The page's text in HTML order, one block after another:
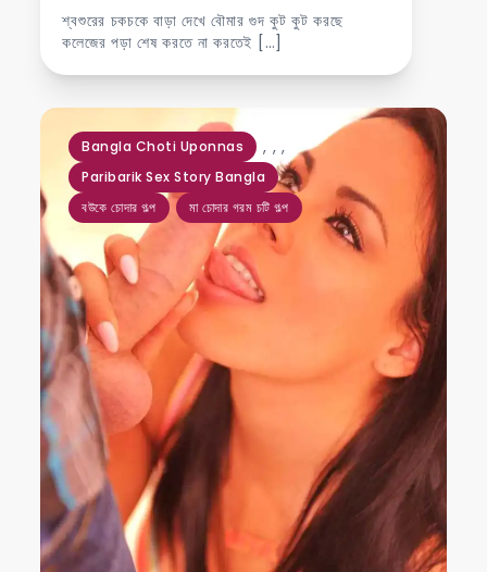
শ্বশুরের চকচকে বাড়া দেখে বৌমার গুদ কুট কুট করছে
কলেজের পড়া শেষ করতে না করতেই […]
Bangla Choti Uponnas ,
Paribarik Sex Story Bangla
,
বউকে চোদার গল্প
,
মা চোদার গরম চটি গল্প